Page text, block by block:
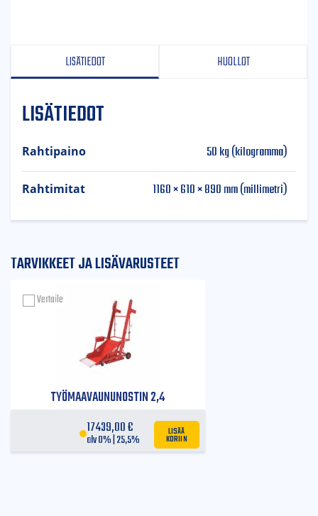
LISÄTIEDOT HUOLLOT
LISÄTIEDOT
Rahtipaino 50 kg (kilogramma)
Rahtimitat 1160 × 610 × 890 mm (millimetri)
TARVIKKEET JA LISÄVARUSTEET
TYÖMAAVAUNUNOSTIN 2,4
17439,00€
alv 0% | 25,5%
LISÄÄ
KORIIN
Vertaile